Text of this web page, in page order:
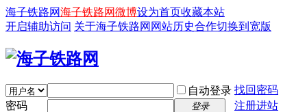
海子铁路网海子铁路网微博设为首页收藏本站
开启辅助访问 关于海子铁路网 网站历史合作切换到宽版
自动登录 找回密码
密码
登录
注册进站